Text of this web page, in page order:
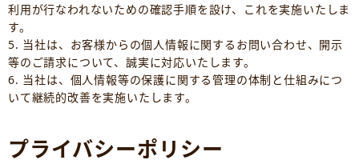
利用が行なわれないための確認手順を設け、これを実施いたしま
す。
5. 当社は、お客様からの個人情報に関するお問い合わせ、開示
等のご請求について、誠実に対応いたします。
6. 当社は、個人情報等の保護に関する管理の体制と仕組みにつ
いて継続的改善を実施いたします。
プライバシーポリシー